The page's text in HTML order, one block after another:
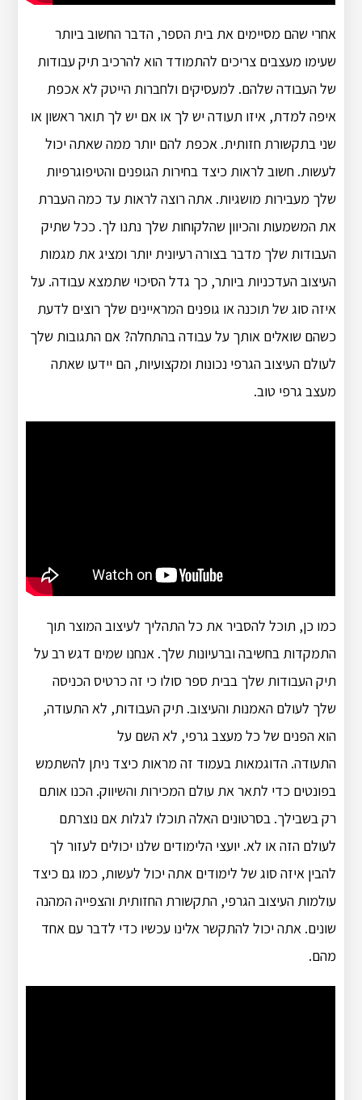
אחרי שהם מסיימים את בית הספר, הדבר החשוב ביותר
שעימו מעצבים צריכים להתמודד הוא להרכיב תיק עבודות
של העבודה שלהם. למעסיקים ולחברות הייטק לא אכפת
איפה למדת, איזו תעודה יש ​​לך או אם יש לך תואר ראשון או
שני בתקשורת חזותית. אכפת להם יותר ממה שאתה יכול
לעשות. חשוב לראות כיצד בחירות הגופנים והטיפוגרפיות
שלך מעבירות מושגיות. אתה רוצה לראות עד כמה העברת
את המשמעות והכיוון שהלקוחות שלך נתנו לך. ככל שתיק
העבודות שלך מדבר בצורה רעיונית יותר ומציג את מגמות
העיצוב העדכניות ביותר, כך גדל הסיכוי שתמצא עבודה. על
איזה סוג של תוכנה או גופנים המראיינים שלך רוצים לדעת
כשהם שואלים אותך על עבודה בהתחלה? אם התגובות שלך
לעולם העיצוב הגרפי נכונות ומקצועיות, הם יידעו שאתה
מעצב גרפי טוב.
כמו כן, תוכל להסביר את כל התהליך לעיצוב המוצר תוך
התמקדות בחשיבה וברעיונות שלך. אנחנו שמים דגש רב על
תיק העבודות שלך בבית ספר סולו כי זה כרטיס הכניסה
שלך לעולם האמנות והעיצוב. תיק העבודות, לא התעודה,
הוא הפנים של כל מעצב גרפי, לא השם על
התעודה. הדוגמאות בעמוד זה מראות כיצד ניתן להשתמש
בפונטים כדי לתאר את עולם המכירות והשיווק. הכנו אותם
רק בשבילך. בסרטונים האלה תוכלו לגלות אם נוצרתם
לעולם הזה או לא. יועצי הלימודים שלנו יכולים לעזור לך
להבין איזה סוג של לימודים אתה יכול לעשות, כמו גם כיצד
עולמות העיצוב הגרפי, התקשורת החזותית והצפייה המהנה
שונים. אתה יכול להתקשר אלינו עכשיו כדי לדבר עם אחד
מהם.